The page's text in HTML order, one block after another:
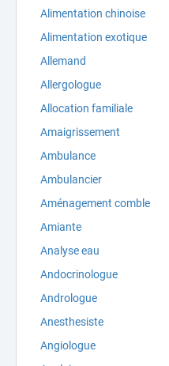
Alimentation chinoise
Alimentation exotique
Allemand
Allergologue
Allocation familiale
Amaigrissement
Ambulance
Ambulancier
Aménagement comble
Amiante
Analyse eau
Andocrinologue
Andrologue
Anesthesiste
Angiologue